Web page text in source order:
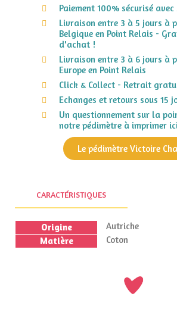
Paiement 100% sécurisé
Livraison entre 3 à 5 jours à
Belgique en Point Relais -
d'achat !
Livraison entre 3 à 6 jours à
Europe en Point Relais
Click & Collect - Retrait
Echanges et retours sous 15
Un questionnement sur la
notre pédimètre à imprimer
Le pédimètre Victoire
CARACTÉRISTIQUES
Origine
Autriche
Matière
Coton